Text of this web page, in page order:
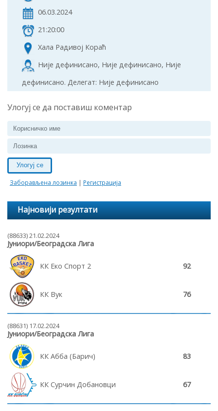
06.03.2024
21:20:00
Хала Радивој Кораћ
Није дефинисано, Није дефинисано, Није
дефинисано. Делегат: Није дефинисано
Улогуј се да поставиш коментар
Улогуј се
Заборављена лозинка | Регистрација
Најновији резултати
(88633) 21.02.2024
Јуниори/Београдска Лига
КК Еко Спорт 2 92
КК Вук 76
(88631) 17.02.2024
Јуниори/Београдска Лига
КК Абба (Барич) 83
КК Сурчин Добановци 67